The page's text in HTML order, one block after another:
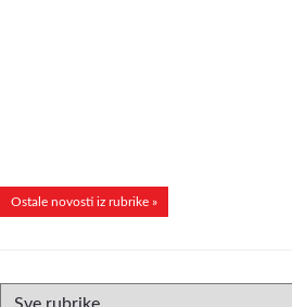
Ostale novosti iz rubrike »